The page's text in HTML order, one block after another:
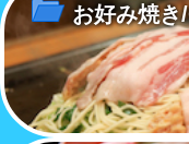
お好み焼